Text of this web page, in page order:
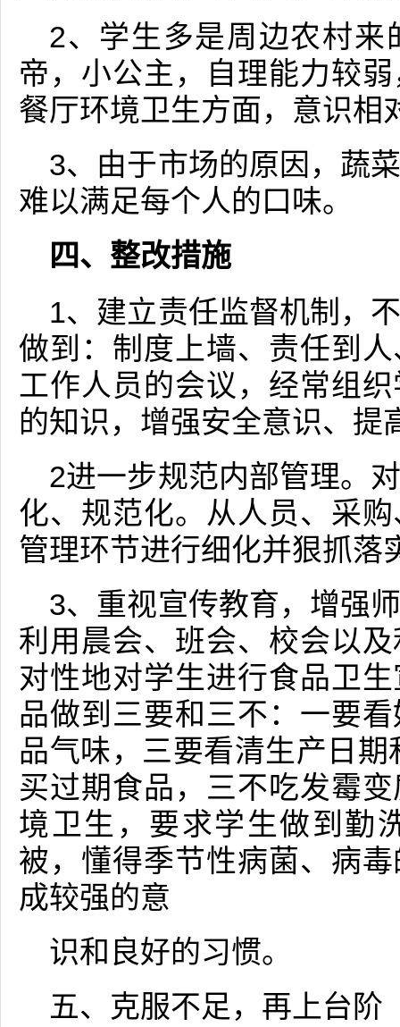
2、学生多是周边农村来
帝，小公主，自理能力较
餐厅环境卫生方面，意识相
3、由于市场的原因，蔬
难以满足每个人的口味。
四、整改措施
1、建立责任监督机制，
做到：制度上墙、责任到
工作人员的会议，经常组
的知识，增强安全意识、提
2进一步规范内部管理。
化、规范化。从人员、采
管理环节进行细化并狠抓落
3、重视宣传教育，增强
利用晨会、班会、校会以
对性地对学生进行食品卫
品做到三要和三不：一要
品气味，三要看清生产日
买过期食品，三不吃发霉
境卫生，要求学生做到勤
被，懂得季节性病菌、病
成较强的意
识和良好的习惯。
五、克服不足，再上台阶